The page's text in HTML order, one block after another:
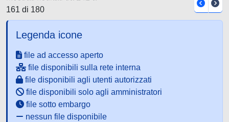
161 di 180
Legenda icone
file ad accesso aperto
file disponibili sulla rete interna
file disponibili agli utenti autorizzati
file disponibili solo agli amministratori
file sotto embargo
nessun file disponibile